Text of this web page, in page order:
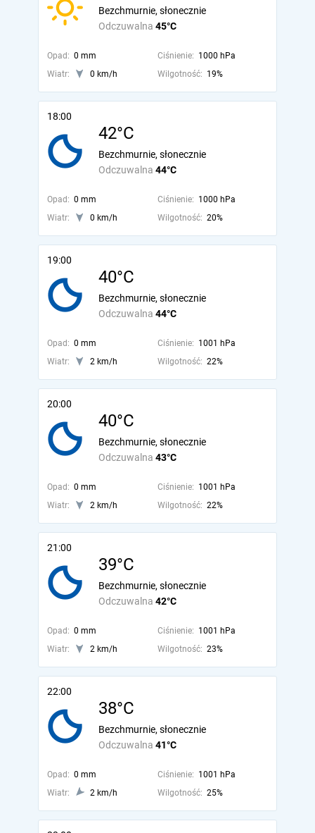
Odczuwalna 45°C
Bezchmurnie, słonecznie
Opad: 0 mm Ciśnienie: 1000 hPa
Wiatr:
0 km/h Wilgotność: 19%
18:00
42°C
Odczuwalna 44°C
Bezchmurnie, słonecznie
Opad: 0 mm Ciśnienie: 1000 hPa
Wiatr:
0 km/h Wilgotność: 20%
19:00
40°C
Odczuwalna 44°C
Bezchmurnie, słonecznie
Opad: 0 mm Ciśnienie: 1001 hPa
Wiatr:
2 km/h Wilgotność: 22%
20:00
40°C
Odczuwalna 43°C
Bezchmurnie, słonecznie
Opad: 0 mm Ciśnienie: 1001 hPa
Wiatr:
2 km/h Wilgotność: 22%
21:00
39°C
Odczuwalna 42°C
Bezchmurnie, słonecznie
Opad: 0 mm Ciśnienie: 1001 hPa
Wiatr:
2 km/h Wilgotność: 23%
22:00
38°C
Odczuwalna 41°C
Bezchmurnie, słonecznie
Opad: 0 mm Ciśnienie: 1001 hPa
Wiatr:
2 km/h Wilgotność: 25%